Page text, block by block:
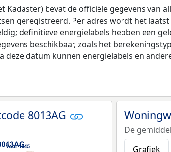
Kadaster) bevat de officiële gegevens van
geregistreerd. Per adres wordt het
definitieve energielabels hebben een
beschikbaar, zoals het
deze datum kunnen energielabels en
8013AG
De
Grafiek